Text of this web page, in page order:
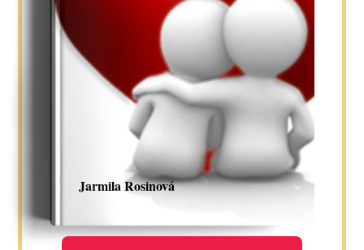
Jarmila Rosinová